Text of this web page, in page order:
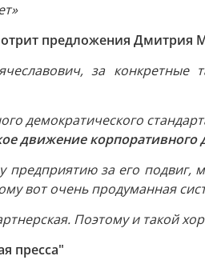
предложения Дмитрия
за конкретные
демократического
движение
за его подвиг,
вот очень продуманная
Поэтому и такой
пресса"